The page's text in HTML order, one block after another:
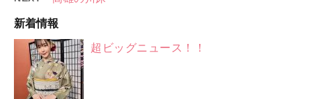
新着情報
超ビッグニュース！！